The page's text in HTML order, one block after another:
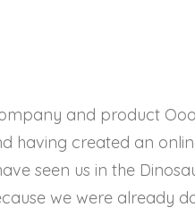
and product
having created an
seen us in the
we were already